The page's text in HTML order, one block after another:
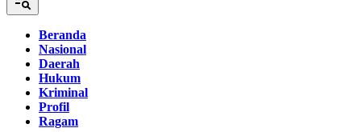
Beranda
Nasional
Daerah
Hukum
Kriminal
Profil
Ragam